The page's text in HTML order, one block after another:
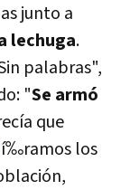
junto a
lechuga.
palabras",
"Se armó
que
í‰ramos los